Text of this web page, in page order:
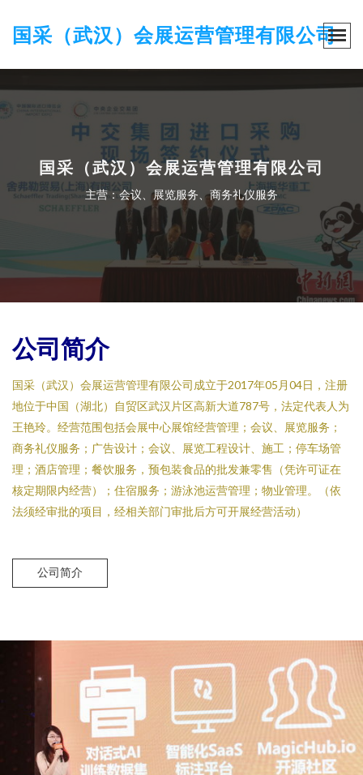
国采（武汉）会展运营管理有限公司
国采（武汉）会展运营管理有限公司
主营：会议、展览服务、商务礼仪服务
公司简介
国采（武汉）会展运营管理有限公司成立于2017年05月04日，注册
地位于中国（湖北）自贸区武汉片区高新大道787号，法定代表人为
王艳玲。经营范围包括会展中心展馆经营管理；会议、展览服务；
商务礼仪服务；广告设计；会议、展览工程设计、施工；停车场管
理；酒店管理；餐饮服务，预包装食品的批发兼零售（凭许可证在
核定期限内经营）；住宿服务；游泳池运营管理；物业管理。（依
法须经审批的项目，经相关部门审批后方可开展经营活动）
公司简介